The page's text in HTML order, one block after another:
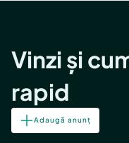
Vinzi și
rapid
Adaugă anunț